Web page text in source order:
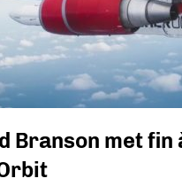
Branson met fin